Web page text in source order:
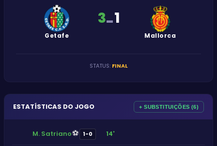
Getafe
3-1
Mallorca
STATUS: FINAL
ESTATÍSTICAS DO JOGO + SUBSTITUIÇÕES (6)
M. Satriano⚽ 1-0 14'